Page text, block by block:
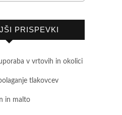
PRISPEVKI
v vrtovih in okolici
tlakovcev
in malto